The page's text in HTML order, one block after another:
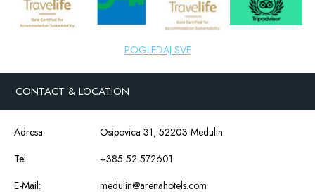
POGLEDAJ SVE
CONTACT & LOCATION
Adresa:
Osipovica 31, 52203 Medulin
Tel:
+385 52 572601
E-Mail:
medulin@arenahotels.com